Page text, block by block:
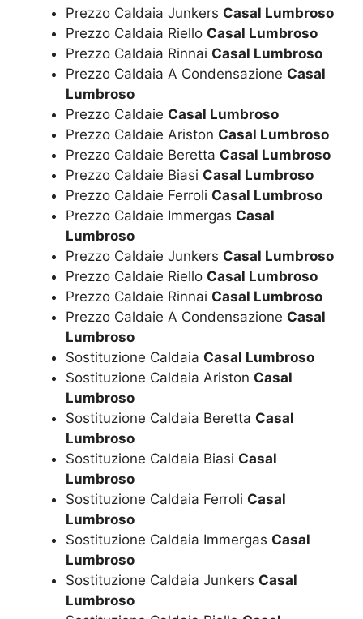
Prezzo Caldaia Junkers Casal Lumbroso
Prezzo Caldaia Riello Casal Lumbroso
Prezzo Caldaia Rinnai Casal Lumbroso
Prezzo Caldaia A Condensazione Casal
Lumbroso
Prezzo Caldaie Casal Lumbroso
Prezzo Caldaie Ariston Casal Lumbroso
Prezzo Caldaie Beretta Casal Lumbroso
Prezzo Caldaie Biasi Casal Lumbroso
Prezzo Caldaie Ferroli Casal Lumbroso
Prezzo Caldaie Immergas Casal
Lumbroso
Prezzo Caldaie Junkers Casal Lumbroso
Prezzo Caldaie Riello Casal Lumbroso
Prezzo Caldaie Rinnai Casal Lumbroso
Prezzo Caldaie A Condensazione Casal
Lumbroso
Sostituzione Caldaia Casal Lumbroso
Sostituzione Caldaia Ariston Casal
Lumbroso
Sostituzione Caldaia Beretta Casal
Lumbroso
Sostituzione Caldaia Biasi Casal
Lumbroso
Sostituzione Caldaia Ferroli Casal
Lumbroso
Sostituzione Caldaia Immergas Casal
Lumbroso
Sostituzione Caldaia Junkers Casal
Lumbroso